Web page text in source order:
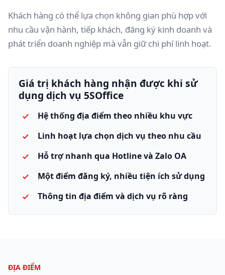
Khách hàng có thể lựa chọn không gian phù hợp với
nhu cầu vận hành, tiếp khách, đăng ký kinh doanh và
phát triển doanh nghiệp mà vẫn giữ chi phí linh hoạt.
Giá trị khách hàng nhận được khi sử
dụng dịch vụ 5SOffice
Hệ thống địa điểm theo nhiều khu vực
Linh hoạt lựa chọn dịch vụ theo nhu cầu
Hỗ trợ nhanh qua Hotline và Zalo OA
Một điểm đăng ký, nhiều tiện ích sử dụng
Thông tin địa điểm và dịch vụ rõ ràng
ĐỊA ĐIỂM